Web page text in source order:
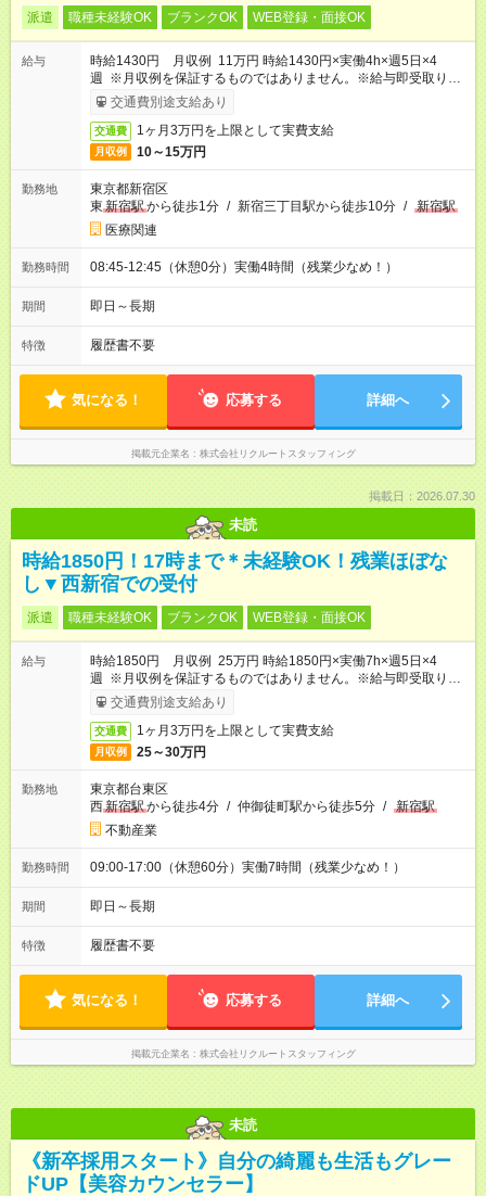
派遣 職種未経験OK ブランクOK WEB登録・面接OK
給与
時給1430円 月収例 11万円 時給1430円×実働4h×週5日×4
週 ※月収例を保証するものではありません。※給与即受取りサ
ービス利用可（利用条件有）
交通費別途支給あり
交通費 1ヶ月3万円を上限として実費支給
月収例 10～15万円
勤務地
東京都新宿区
東 新宿駅から徒歩1分 / 新宿三丁目駅から徒歩10分 / 新宿駅
医療関連
勤務時間 08:45-12:45（休憩0分）実働4時間（残業少なめ！）
期間 即日～長期
特徴 履歴書不要
気になる！ 応募する 詳細へ
掲載元企業名 株式会社リクルートスタッフィング
掲載日：2026.07.30
未読
時給1850円！17時まで＊未経験OK！残業ほぼな
し▼西新宿での受付
派遣 職種未経験OK ブランクOK WEB登録・面接OK
給与
時給1850円 月収例 25万円 時給1850円×実働7h×週5日×4
週 ※月収例を保証するものではありません。※給与即受取りサ
ービス利用可（利用条件有）
交通費別途支給あり
交通費 1ヶ月3万円を上限として実費支給
月収例 25～30万円
勤務地
東京都台東区
西新宿駅から徒歩4分 / 仲御徒町駅から徒歩5分 / 新宿駅
不動産業
勤務時間 09:00-17:00（休憩60分）実働7時間（残業少なめ！）
期間 即日～長期
特徴 履歴書不要
気になる！ 応募する 詳細へ
掲載元企業名 株式会社リクルートスタッフィング
未読
《新卒採用スタート》自分の綺麗も生活もグレー
ドUP【美容カウンセラー】